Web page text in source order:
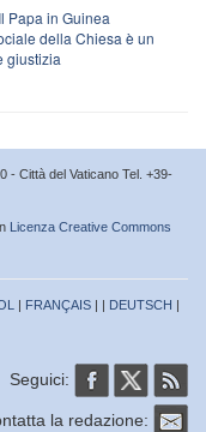
Papa in Guinea
della Chiesa è un
giustizia
- Città del Vaticano Tel. +39-
Licenza Creative Commons
| FRANÇAIS | | DEUTSCH |
Seguici:
la redazione: